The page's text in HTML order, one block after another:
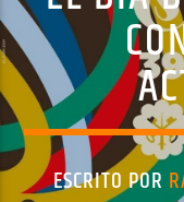
CANCIÓN ACTUAL
TÍTULO
ARTISTA
ESCRITO POR